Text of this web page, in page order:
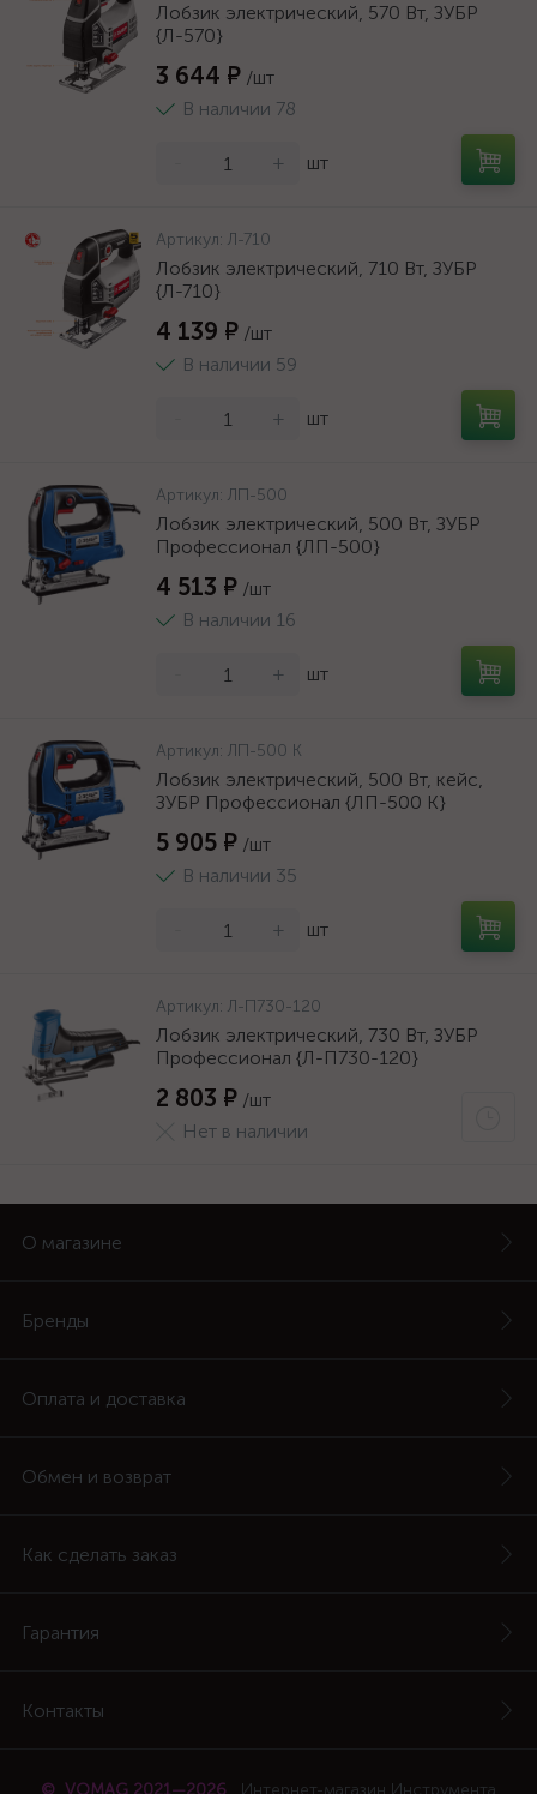
Лобзик электрический, 570 Вт, ЗУБР
{Л-570}
3 644 ₽ /шт
В наличии 78
+ шт
Артикул: Л-710
Лобзик электрический, 710 Вт, ЗУБР
{Л-710}
4 139 ₽ /шт
В наличии 59
+ шт
Артикул: ЛП-500
Лобзик электрический, 500 Вт, ЗУБР
Профессионал {ЛП-500}
4 513 ₽ /шт
В наличии 16
+ шт
Артикул: ЛП-500 К
Лобзик электрический, 500 Вт, кейс,
ЗУБР Профессионал {ЛП-500 К}
5 905 ₽ /шт
В наличии 35
+ шт
Артикул: Л-П730-120
Лобзик электрический, 730 Вт, ЗУБР
Профессионал {Л-П730-120}
2 803 ₽ /шт
Нет в наличии
О магазине
Бренды
Оплата и доставка
Обмен и возврат
Как сделать заказ
Гарантия
Контакты
© VOMAG 2021—2026 Интернет-магазин Инструмента